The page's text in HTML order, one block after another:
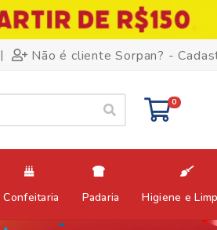
| Não é cliente Sorpan? -
0
Confeitaria Padaria Higiene e